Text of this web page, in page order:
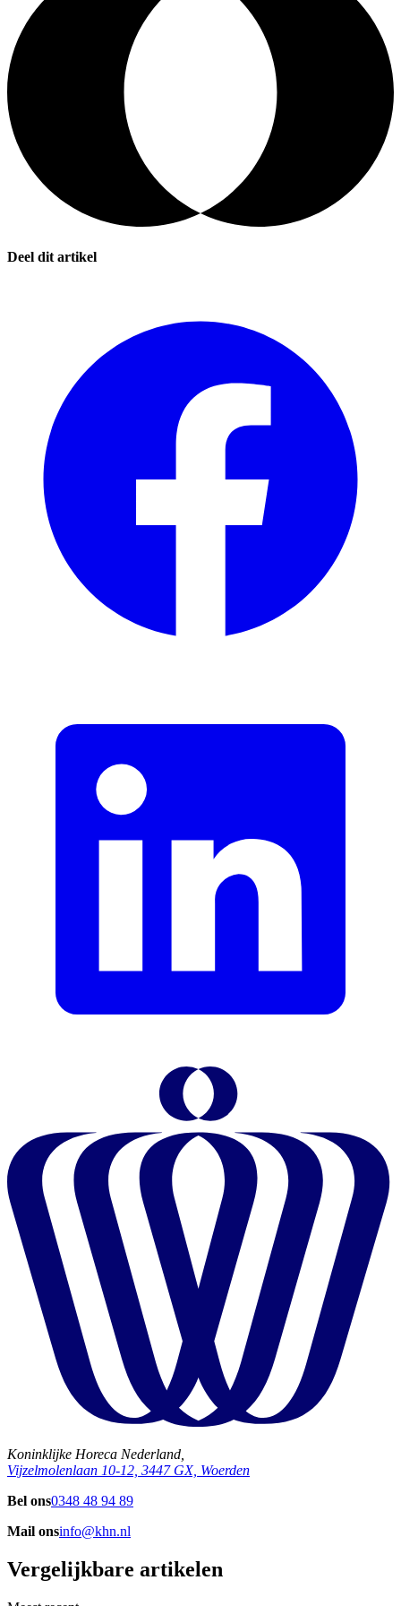
Deel dit artikel
Koninklijke Horeca Nederland,
Vijzelmolenlaan 10-12, 3447 GX, Woerden
Bel ons0348 48 94 89
Mail onsinfo@khn.nl
Vergelijkbare artikelen